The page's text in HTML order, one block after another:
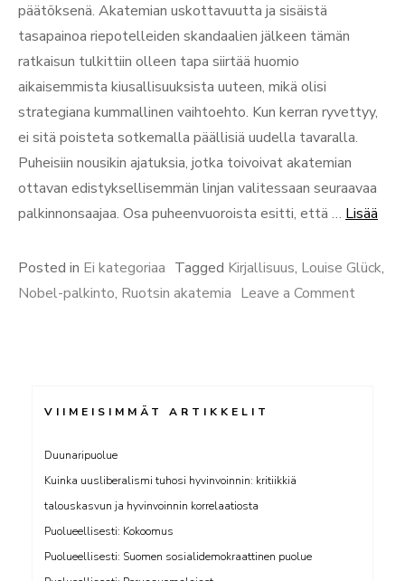
päätöksenä. Akatemian uskottavuutta ja sisäistä
tasapainoa riepotelleiden skandaalien jälkeen tämän
ratkaisun tulkittiin olleen tapa siirtää huomio
aikaisemmista kiusallisuuksista uuteen, mikä olisi
strategiana kummallinen vaihtoehto. Kun kerran ryvettyy,
ei sitä poisteta sotkemalla päällisiä uudella tavaralla.
Puheisiin nousikin ajatuksia, jotka toivoivat akatemian
ottavan edistyksellisemmän linjan valitessaan seuraavaa
palkinnonsaajaa. Osa puheenvuoroista esitti, että … Lisää
eli
Posted in Ei kategoriaa Tagged Kirjallisuus, Louise Glück,
Nobel-palkinto, Ruotsin akatemia Leave a Commenton
VIIMEISIMMÄT ARTIKKELIT
Duunaripuolue
Kuinka uusliberalismi tuhosi hyvinvoinnin: kritiikkiä
talouskasvun ja hyvinvoinnin korrelaatiosta
Puolueellisesti: Kokoomus
Puolueellisesti: Suomen sosialidemokraattinen puolue